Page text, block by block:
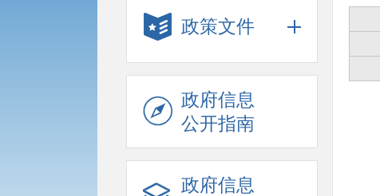
政策文件
政府信息
公开指南
政府信息